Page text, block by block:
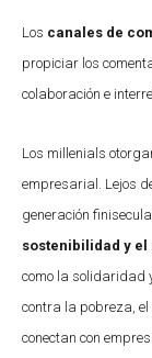
Los canales de
propiciar los
colaboración e
Los millenials
empresarial. Lejos
generación
sostenibilidad y el
como la solidaridad
contra la pobreza, el
conectan con